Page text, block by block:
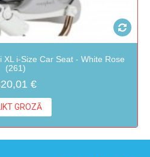
XL i-Size Car Seat - White Rose
(261)
€
GROZĀ